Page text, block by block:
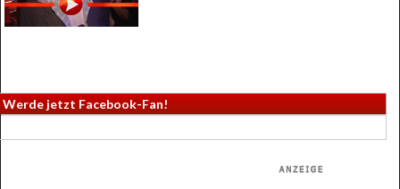
Werde jetzt Facebook-Fan!